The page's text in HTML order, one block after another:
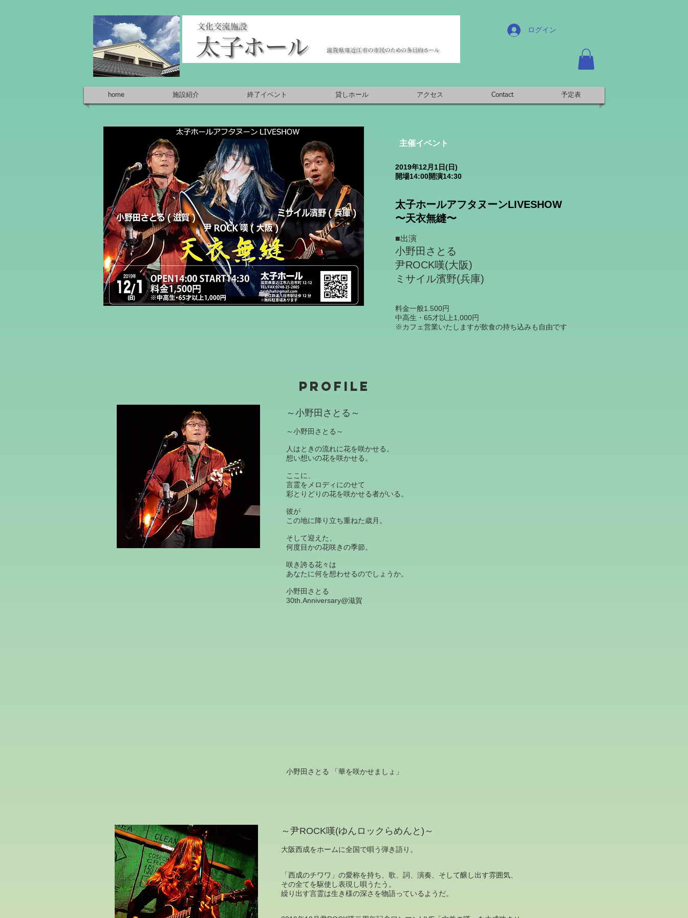
ログイン
home 施設紹介 終了イベント 貸しホール アクセス Contact 予定表
主催イベント
2019年12月1日(日)
開場14:00開演14:30
太子ホールアフタヌーンLIVESHOW
〜天衣無縫〜
■出演
小野田さとる
尹ROCK嘆(大阪)
ミサイル濱野(兵庫)
料金一般1.500円
中高生・65才以上1,000円
※カフェ営業いたしますが飲食の持ち込みも自由です
PROFILE
～小野田さとる～
～小野田さとる～
人はときの流れに花を咲かせる。
想い想いの花を咲かせる。
ここに、
言霊をメロディにのせて
彩とりどりの花を咲かせる者がいる。
彼が
この地に降り立ち重ねた歳月。
そして迎えた、
何度目かの花咲きの季節。
咲き誇る花々は
あなたに何を想わせるのでしょうか。
小野田さとる
30th.Anniversary@滋賀
小野田さとる 「華を咲かせましょ」
～尹ROCK嘆(ゆんロックらめんと)～
大阪西成をホームに全国で唄う弾き語り。
「西成のチワワ」の愛称を持ち、歌、詞、演奏、そして醸し出す雰囲気、
その全てを駆使し表現し唄うたう。
繰り出す言霊は生き様の深さを物語っているようだ。